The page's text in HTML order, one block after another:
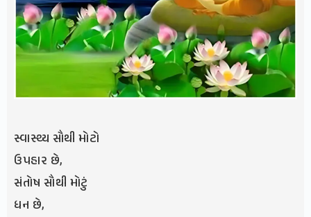
સ્વાસ્થ્ય સૌથી મોટો
ઉપહાર છે,
સંતોષ સૌથી મોટું
ધન છે,